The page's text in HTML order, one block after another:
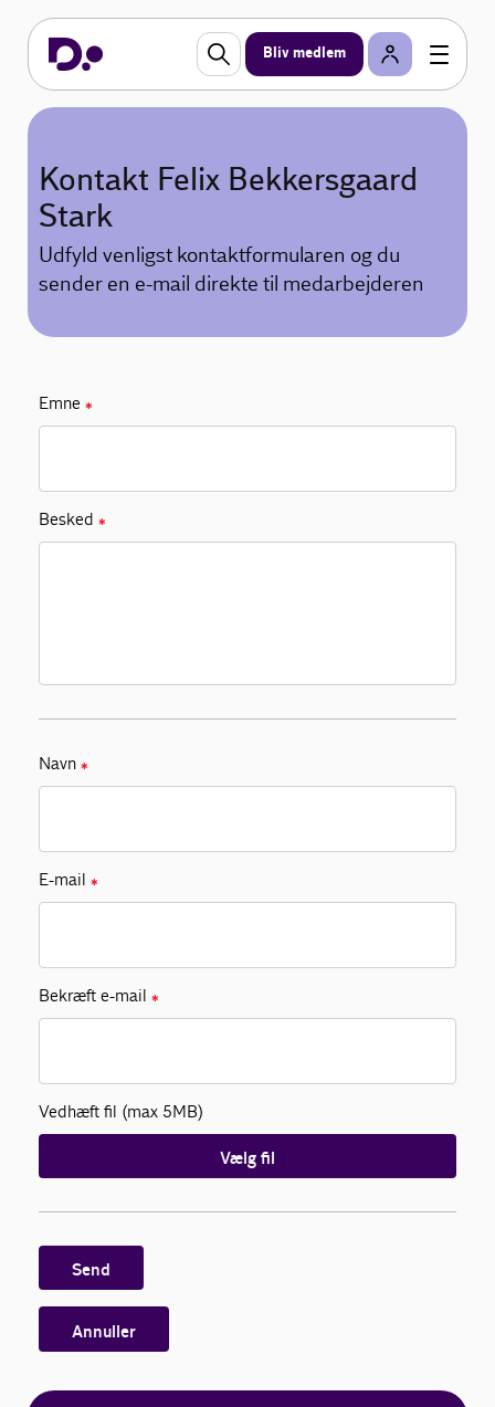
Bliv medlem
Kontakt Felix Bekkersgaard
Stark
Udfyld venligst kontaktformularen og du
sender en e-mail direkte til medarbejderen
Emne ✱
Besked ✱
Navn ✱
E-mail ✱
Bekræft e-mail ✱
Vedhæft fil (max 5MB)
Vælg fil
Send
Annuller